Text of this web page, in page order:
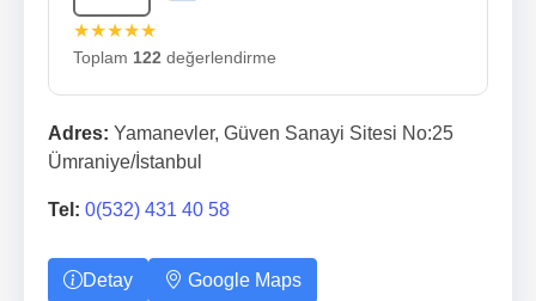
★★★★★
Toplam 122 değerlendirme
Adres: Yamanevler, Güven Sanayi Sitesi No:25
Ümraniye/İstanbul
Tel: 0(532) 431 40 58
Detay Google Maps